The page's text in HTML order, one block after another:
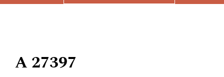
A 27397